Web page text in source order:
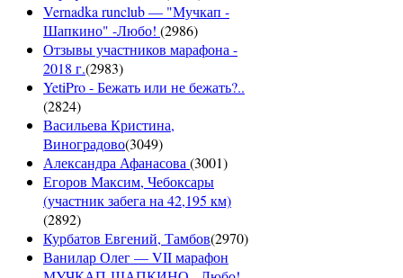
Vernadka runclub — "Мучкап -
Шапкино" -Любо! (2986)
Отзывы участников марафона -
2018 г.(2983)
YetiPro - Бежать или не бежать?..
(2824)
Васильева Кристина,
Виноградово(3049)
Александра Афанасова(3001)
Егоров Максим, Чебоксары
(участник забега на 42,195 км)
(2892)
Курбатов Евгений, Тамбов(2970)
Ванилар Олег — VII марафон